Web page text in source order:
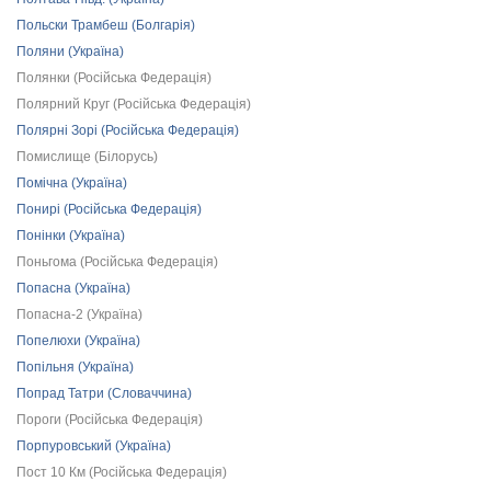
Польски Трамбеш (Болгарія)
Поляни (Україна)
Полянки (Російська Федерація)
Полярний Круг (Російська Федерація)
Полярні Зорі (Російська Федерація)
Помислище (Білорусь)
Помічна (Україна)
Понирі (Російська Федерація)
Понінки (Україна)
Поньгома (Російська Федерація)
Попасна (Україна)
Попасна-2 (Україна)
Попелюхи (Україна)
Попільня (Україна)
Попрад Татри (Словаччина)
Пороги (Російська Федерація)
Порпуровський (Україна)
Пост 10 Км (Російська Федерація)